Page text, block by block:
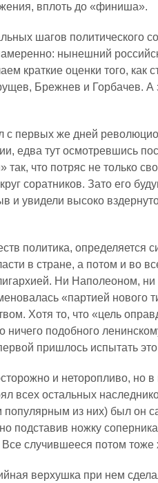
вплоть до «финиша».
шагов политического
нынешний
краткие оценки того, как
Брежнев и Горбачев.
с первых же дней
едва тут осмотревшись
что потряс не только
соратников. Зато его
и увидели высоко
политика, определяется
в стране, а потом и во
Ни Наполеоном,
«партией нового
Хотя то, что «цель
ничего подобного
пришлось испытать
и неторопливо, но в
всех остальных
из них) был он
подставив ножку
Все случившееся потом
верхушка при нем